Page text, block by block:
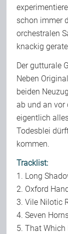
schon immer
orchestralen
knackig
Der gutturale
Neben
beiden
ab und an vor
eigentlich
Todesblei
kommen.
Tracklist:
1. Long
2. Oxford
3. Vile Nilotic
4. Seven
5. That Which